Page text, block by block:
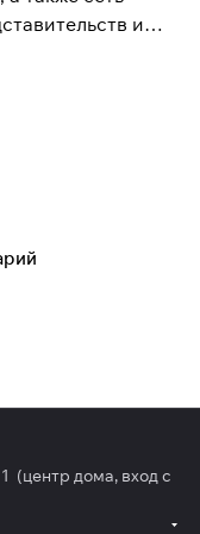
и
на полярной
по
(центр дома, вход с